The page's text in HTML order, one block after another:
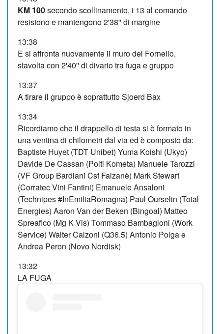
KM 100secondo scollinamento, i 13 al comando
resistono e mantengono 2'38'' di margine
13:38
E si affronta nuovamente il muro del Fornello,
stavolta con 2'40'' di divario tra fuga e gruppo
13:37
A tirare il gruppo è soprattutto Sjoerd Bax
13:34
Ricordiamo che il drappello di testa si è formato in
una ventina di chilometri dal via ed è composto da:
Baptiste Huyet (TDT Unibet) Yuma Koishi (Ukyo)
Davide De Cassan (Polti Kometa) Manuele Tarozzi
(VF Group Bardiani Csf Faizanè) Mark Stewart
(Corratec Vini Fantini) Emanuele Ansaloni
(Technipes #InEmiliaRomagna) Paul Ourselin (Total
Energies) Aaron Van der Beken (Bingoal) Matteo
Spreafico (Mg K Vis) Tommaso Bambagioni (Work
Service) Walter Calzoni (Q36.5) Antonio Polga e
Andrea Peron (Novo Nordisk)
13:32
LA FUGA